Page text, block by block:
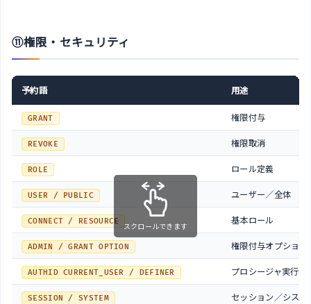
⑪権限・セキュリティ
予約語 用途
GRANT 権限付与
REVOKE 権限取消
ROLE ロール定義
USER / PUBLIC ユーザー／全体
CONNECT / RESOURCE 基本ロール
ADMIN / GRANT OPTION 権限付与オプション
AUTHID CURRENT_USER / DEFINER プロシージャ実行者
SESSION / SYSTEM セッション／システ
スクロールできます